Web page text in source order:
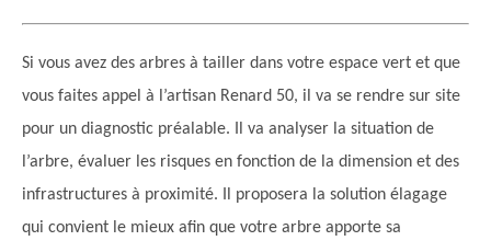
Si vous avez des arbres à tailler dans votre espace vert et que
vous faites appel à l’artisan Renard 50, il va se rendre sur site
pour un diagnostic préalable. Il va analyser la situation de
l’arbre, évaluer les risques en fonction de la dimension et des
infrastructures à proximité. Il proposera la solution élagage
qui convient le mieux afin que votre arbre apporte sa